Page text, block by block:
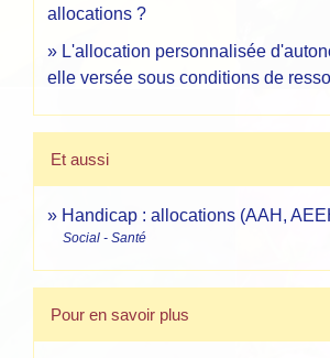
allocations ?
L'allocation personnalisée
elle versée sous conditions de
Et aussi
Handicap : allocations (AAH,
Social - Santé
Pour en savoir plus